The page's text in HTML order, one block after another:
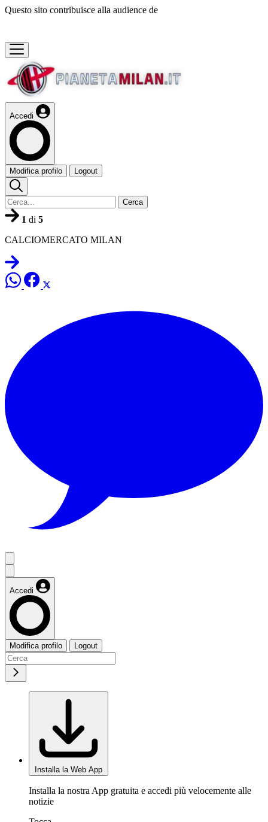
Questo sito contribuisce alla audience de
Accedi
Modifica profilo Logout
Cerca
1 di 5
CALCIOMERCATO MILAN
Accedi
Modifica profilo Logout
Installa la Web App
Installa la nostra App gratuita e accedi più velocemente alle
notizie